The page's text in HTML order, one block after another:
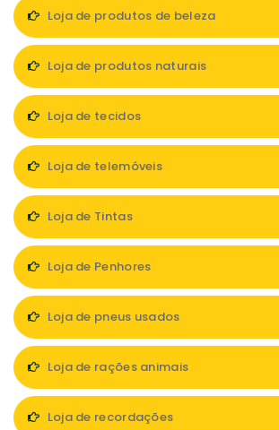
Loja de produtos de beleza
Loja de produtos naturais
Loja de tecidos
Loja de telemóveis
Loja de Tintas
Loja de Penhores
Loja de pneus usados
Loja de rações animais
Loja de recordações